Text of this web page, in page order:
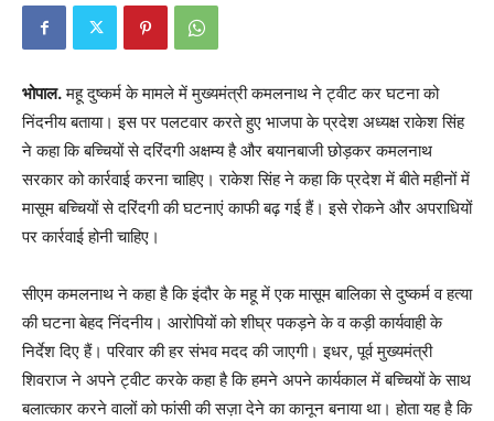
भोपाल.महू दुष्कर्म के मामले में मुख्यमंत्री कमलनाथ ने ट्वीट कर घटना को
निंदनीय बताया। इस पर पलटवार करते हुए भाजपा के प्रदेश अध्यक्ष राकेश सिंह
ने कहा कि बच्चियों से दरिंदगी अक्षम्य है और बयानबाजी छोड़कर कमलनाथ
सरकार को कार्रवाई करना चाहिए। राकेश सिंह ने कहा कि प्रदेश में बीते महीनों में
मासूम बच्चियों से दरिंदगी की घटनाएं काफी बढ़ गई हैं। इसे रोकने और अपराधियों
पर कार्रवाई होनी चाहिए।
सीएम कमलनाथ ने कहा है कि इंदौर के महू में एक मासूम बालिका से दुष्कर्म व हत्या
की घटना बेहद निंदनीय। आरोपियों को शीघ्र पकड़ने के व कड़ी कार्यवाही के
निर्देश दिए हैं। परिवार की हर संभव मदद की जाएगी। इधर, पूर्व मुख्यमंत्री
शिवराज ने अपने ट्वीट करके कहा है कि हमने अपने कार्यकाल में बच्चियों के साथ
बलात्कार करने वालों को फांसी की सज़ा देने का कानून बनाया था। होता यह है कि